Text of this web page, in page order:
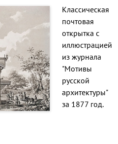
Классическая
почтовая
открытка с
иллюстрацией
из журнала
"Мотивы
русской
архитектуры"
за 1877 год.